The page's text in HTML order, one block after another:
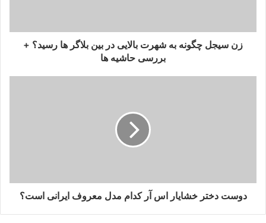
زن سیجل چگونه به شهرت بالایی در بین بلاگر ها رسید؟ +
بررسی حاشیه ها
دوست دختر خشایار اس آر کدام مدل معروف ایرانی است؟